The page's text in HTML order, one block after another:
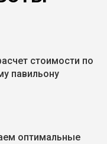
стоимости по
павильону
оптимальные